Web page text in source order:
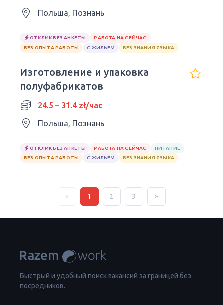
Польша, Познань
ОТКЛИК БЕЗ АНКЕТЫ
РАБОТА НА СЕЙЧАС
БЕЗ ОПЫТА РАБОТЫ
С ЖИЛЬЕМ БЕЗ ЗНАНИЯ ЯЗЫКА
Изготовление и упаковка
полуфабрикатов
24.5 – 31.4 zł/час
Польша, Познань
ОТКЛИК БЕЗ АНКЕТЫ РАБОТА НА СЕЙЧАС
ПИТАНИЕ
БЕЗ ОПЫТА РАБОТЫ
С ЖИЛЬЕМ БЕЗ ЗНАНИЯ ЯЗЫКА
« 1 2 3 »
Быстрый и удобный поиск вакансий за границей без
посредников.